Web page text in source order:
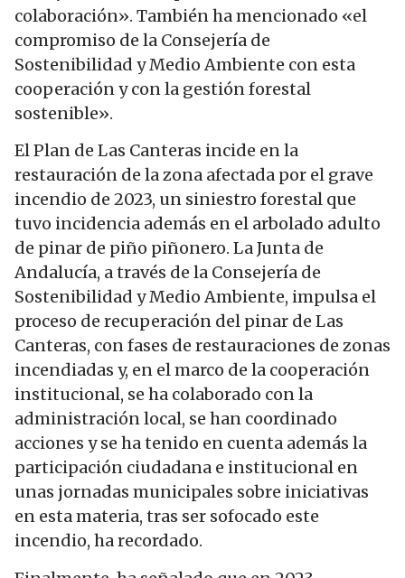
colaboración». También ha mencionado «el
compromiso de la Consejería de
Sostenibilidad y Medio Ambiente con esta
cooperación y con la gestión forestal
sostenible».
El Plan de Las Canteras incide en la
restauración de la zona afectada por el grave
incendio de 2023, un siniestro forestal que
tuvo incidencia además en el arbolado adulto
de pinar de piño piñonero. La Junta de
Andalucía, a través de la Consejería de
Sostenibilidad y Medio Ambiente, impulsa el
proceso de recuperación del pinar de Las
Canteras, con fases de restauraciones de zonas
incendiadas y, en el marco de la cooperación
institucional, se ha colaborado con la
administración local, se han coordinado
acciones y se ha tenido en cuenta además la
participación ciudadana e institucional en
unas jornadas municipales sobre iniciativas
en esta materia, tras ser sofocado este
incendio, ha recordado.